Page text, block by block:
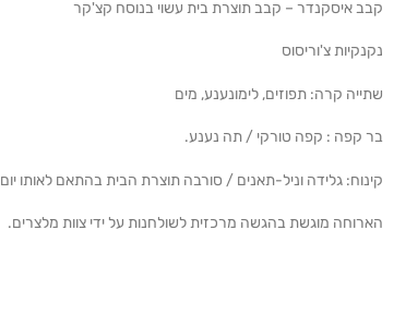
קבב איסקנדר – קבב תוצרת בית עשוי בנוסח קצ'קר
נקנקיות צ'וריסוס
שתייה קרה: תפוזים, לימונענע, מים
בר קפה : קפה טורקי / תה נענע.
קינוח: גלידה וניל-תאנים / סורבה תוצרת הבית בהתאם לאותו יום
הארוחה מוגשת בהגשה מרכזית לשולחנות על ידי צוות מלצרים.